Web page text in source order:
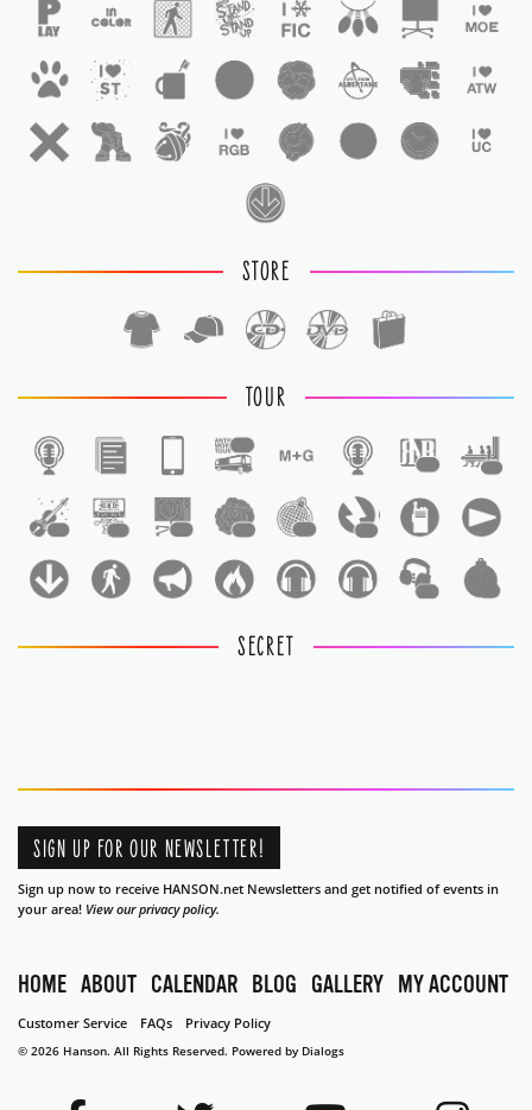
STORE
TOUR
SECRET
SIGN UP FOR OUR NEWSLETTER!
Sign up now to receive HANSON.net Newsletters and get notified of events in
your area! View our privacy policy.
HOME ABOUT CALENDAR BLOG GALLERY MY ACCOUNT
Customer Service FAQs Privacy Policy
© 2026 Hanson. All Rights Reserved. Powered by Dialogs